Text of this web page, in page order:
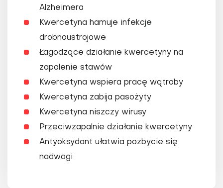
Alzheimera
Kwercetyna hamuje infekcje
drobnoustrojowe
Łagodzące działanie kwercetyny na
zapalenie stawów
Kwercetyna wspiera pracę wątroby
Kwercetyna zabija pasożyty
Kwercetyna niszczy wirusy
Przeciwzapalnie działanie kwercetyny
Antyoksydant ułatwia pozbycie się
nadwagi